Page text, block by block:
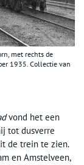
met rechts de
1935. Collectie van
vond het een
tot dusverre
de trein te zien.
en Amstelveen,